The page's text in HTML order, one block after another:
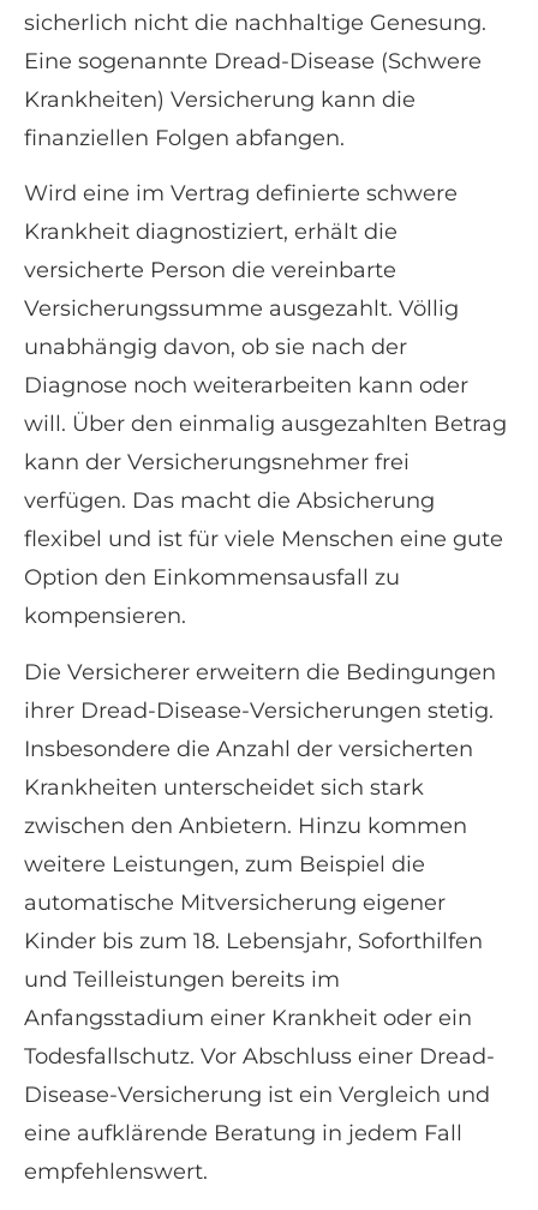
sicherlich nicht die nachhaltige Genesung.
Eine sogenannte Dread-Disease (Schwe­re
Krank­hei­ten) Versicherung kann die
finanziellen Folgen abfangen.
Wird eine im Vertrag definierte schwere
Krankheit diagnostiziert, erhält die
versicherte Person die vereinbarte
Versicherungssumme ausgezahlt. Völlig
unabhängig davon, ob sie nach der
Diagnose noch weiterarbeiten kann oder
will. Über den einmalig ausgezahlten Betrag
kann der Versicherungsnehmer frei
verfügen. Das macht die Absicherung
flexibel und ist für viele Menschen eine gute
Option den Einkommensausfall zu
kompensieren.
Die Versicherer erweitern die Bedingungen
ihrer Dread-Disease-Versicherungen stetig.
Insbesondere die Anzahl der versicherten
Krank­hei­ten unterscheidet sich stark
zwischen den Anbietern. Hinzu kommen
weitere Leistungen, zum Beispiel die
automatische Mitversicherung eigener
Kinder bis zum 18. Lebensjahr, Soforthilfen
und Teilleistungen bereits im
Anfangsstadium einer Krankheit oder ein
Todesfallschutz. Vor Abschluss einer Dread-
Disease-Versicherung ist ein Vergleich und
eine aufklärende Beratung in jedem Fall
empfehlenswert.